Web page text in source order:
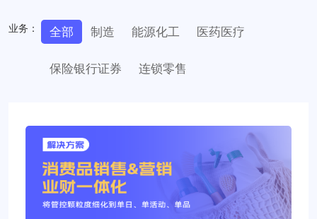
业务： 全部 制造 能源化工 医药医疗
保险银行证券 连锁零售